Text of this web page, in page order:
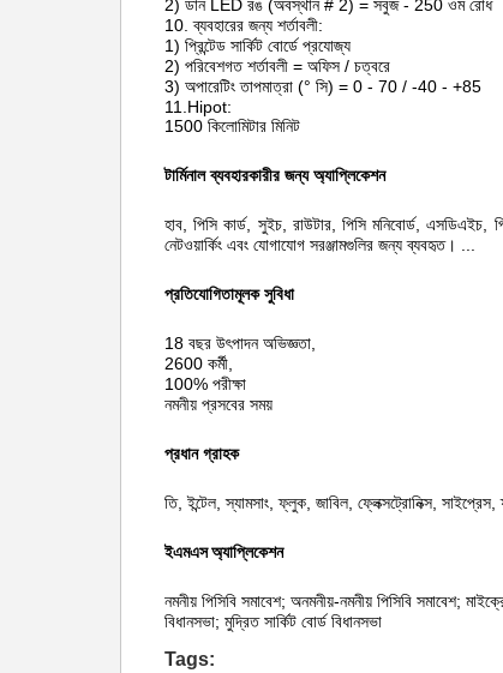
2) ডান LED রঙ (অবস্থান # 2) = সবুজ - 250 ওম রোধ
10. ব্যবহারের জন্য শর্তাবলী:
1) প্রিন্টেড সার্কিট বোর্ডে প্রযোজ্য
2) পরিবেশগত শর্তাবলী = অফিস / চত্বরে
3) অপারেটিং তাপমাত্রা (° সি) = 0 - 70 / -40 - +85
11.Hipot:
1500 কিলোমিটার মিনিট
টার্মিনাল ব্যবহারকারীর জন্য অ্যাপ্লিকেশন
হাব, পিসি কার্ড, সুইচ, রাউটার, পিসি মনিবোর্ড,
নেটওয়ার্কিং এবং যোগাযোগ সরঞ্জামগুলির জন্য ব্যবহৃত।
প্রতিযোগিতামূলক সুবিধা
18 বছর উৎপাদন অভিজ্ঞতা,
2600 কর্মী,
100% পরীক্ষা
নমনীয় প্রসবের সময়
প্রধান গ্রাহক
তি, ইন্টেল, স্যামসাং, ফ্লুক, জাবিল, ফ্লেক্সট্রোনিক্স,
ইএমএস অ্যাপ্লিকেশন
নমনীয় পিসিবি সমাবেশ; অনমনীয়-নমনীয় পিসিবি সমাবেশ;
বিধানসভা; মুদ্রিত সার্কিট বোর্ড বিধানসভা
Tags: